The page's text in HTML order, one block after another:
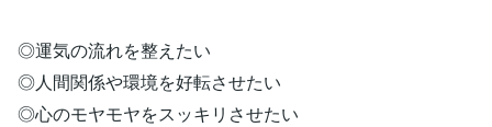
◎運気の流れを整えたい
◎人間関係や環境を好転させたい
◎心のモヤモヤをスッキリさせたい